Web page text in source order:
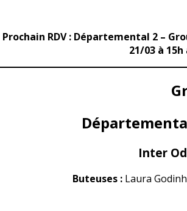
Prochain RDV : Départemental 2 –
21/03 à
Inter
Buteuses : Laura